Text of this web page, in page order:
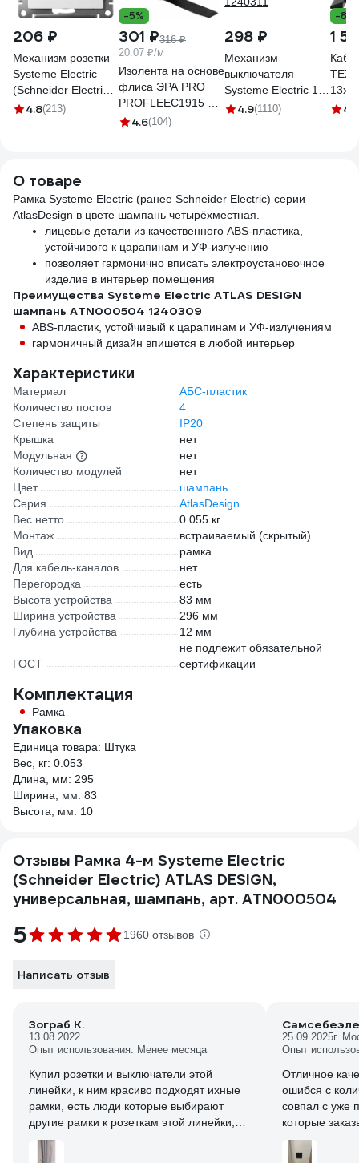
206 ₽
Механизм розетки
Systeme Electric
(Schneider Electric)
1-м AtlasDesign, с
4.8(213)
-5%
301 ₽316 ₽
20.07 ₽/м
Изолента на основе
флиса ЭРА PRO
PROFLEEC1915 19
мм, 15 м, 0,3 мм,
4.6(104)
298 ₽
Механизм
выключателя
Systeme Electric 1-
кл. ATLAS DESIGN
4.9(1110)
-8%
1
1-4.8
О товаре
Рамка Systeme Electric (ранее Schneider Electric) серии
AtlasDesign в цвете шампань четырёхместная.
лицевые детали из качественного ABS-пластика,
устойчивого к царапинам и УФ-излучению
позволяет гармонично вписать электроустановочное
изделие в интерьер помещения
Преимущества Systeme Electric ATLAS DESIGN
шампань ATN000504 1240309
ABS-пластик, устойчивый к царапинам и УФ-излучениям
гармоничный дизайн впишется в любой интерьер
Характеристики
Материал
АБС-пластик
Количество постов
4
Степень защиты
IP20
Крышка
нет
Модульная
нет
Количество модулей
нет
Цвет
шампань
Серия
AtlasDesign
Вес нетто
0.055 кг
Монтаж
встраиваемый (скрытый)
Вид
рамка
Для кабель-каналов
нет
Перегородка
есть
Высота устройства
83 мм
Ширина устройства
296 мм
Глубина устройства
12 мм
ГОСТ
не подлежит обязательной
сертификации
Комплектация
Рамка
Упаковка
Единица товара: Штука
Вес, кг: 0.053
Длина, мм: 295
Ширина, мм: 83
Высота, мм: 10
Отзывы Рамка 4-м Systeme Electric
(Schneider Electric) ATLAS DESIGN,
универсальная, шампань, арт. ATN000504
5 1960 отзывов
Написать отзыв
Зограб К.
13.08.2022
Опыт использования: Менее месяца
Купил розетки и выключатели этой
линейки, к ним красиво подходят ихные
рамки, есть люди которые выбирают
другие рамки к розеткам этой линейки,
но они отличаются и по цветам и по
дизайну и смотрятся не очень, советую
25.09.2025г.
Опыт
Отличное
ошибся с
совпал с уже приобретенными рамками,
которые
Упаковка